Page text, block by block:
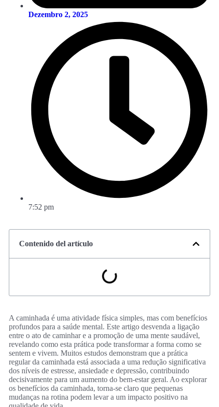
Dezembro 2, 2025
7:52 pm
Contenido del artículo
A caminhada é uma atividade física simples, mas com benefícios
profundos para a saúde mental. Este artigo desvenda a ligação
entre o ato de caminhar e a promoção de uma mente saudável,
revelando como esta prática pode transformar a forma como se
sentem e vivem. Muitos estudos demonstram que a prática
regular da caminhada está associada a uma redução significativa
dos níveis de estresse, ansiedade e depressão, contribuindo
decisivamente para um aumento do bem-estar geral. Ao explorar
os benefícios da caminhada, torna-se claro que pequenas
mudanças na rotina podem levar a um impacto positivo na